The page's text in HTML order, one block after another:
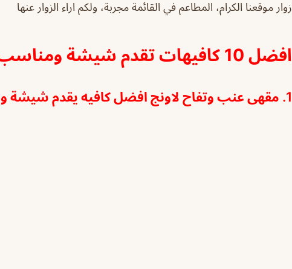
زوار موقعنا الكرام، المطاعم في القائمة مجربة، ولكم اراء الزوار عنها
افضل 10 كافيهات تقدم شيشة ومناسب للعوائل
1. مقهى عنب وتفاح لاونج افضل كافيه يقدم شيشة ومناسب للعوائل